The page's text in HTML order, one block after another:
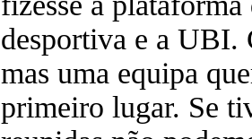
desportiva e a UBI.
mas uma equipa
primeiro lugar. Se